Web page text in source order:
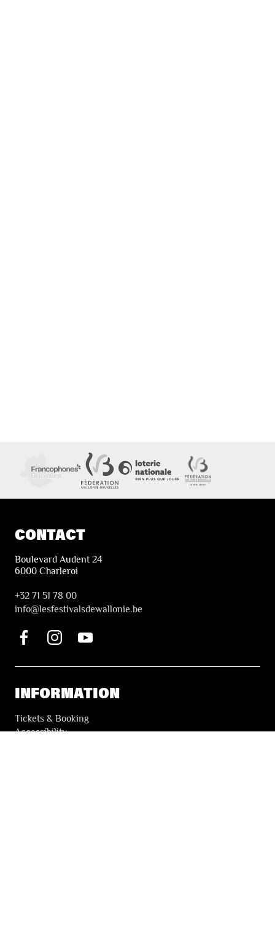
CONTACT
Boulevard Audent 24
6000 Charleroi
+32 71 51 78 00
info@lesfestivalsdewallonie.be
INFORMATION
Tickets & Booking
Accessibility